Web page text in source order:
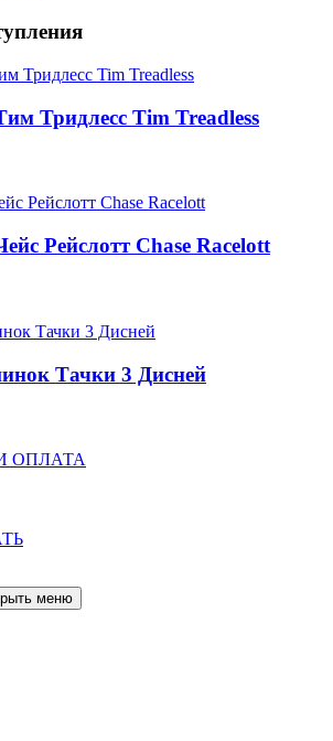
Тридлесс Tim Treadless
Рейслотт Chase Racelott
Тачки 3 Дисней
ОПЛАТА
меню